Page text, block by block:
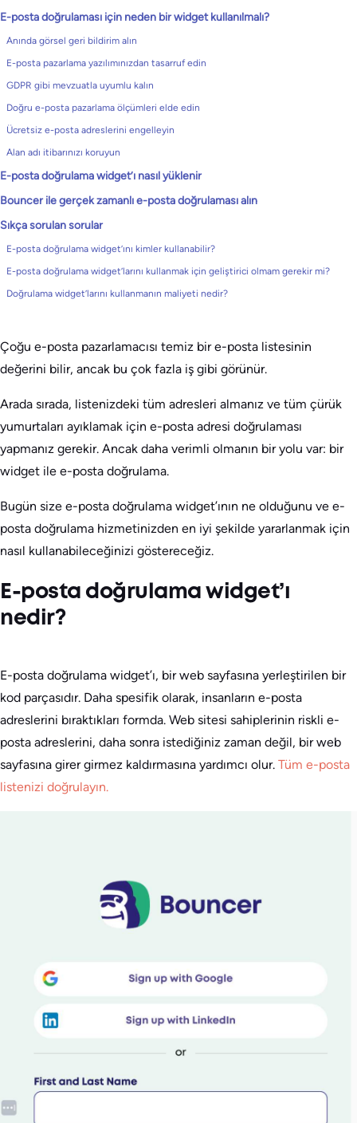
E-posta doğrulaması için neden bir widget kullanılmalı?
Anında görsel geri bildirim alın
E-posta pazarlama yazılımınızdan tasarruf edin
GDPR gibi mevzuatla uyumlu kalın
Doğru e-posta pazarlama ölçümleri elde edin
Ücretsiz e-posta adreslerini engelleyin
Alan adı itibarınızı koruyun
E-posta doğrulama widget’ı nasıl yüklenir
Bouncer ile gerçek zamanlı e-posta doğrulaması alın
Sıkça sorulan sorular
E-posta doğrulama widget’ını kimler kullanabilir?
E-posta doğrulama widget’larını kullanmak için geliştirici olmam gerekir mi?
Doğrulama widget’larını kullanmanın maliyeti nedir?
Çoğu e-posta pazarlamacısı temiz bir e-posta listesinin
değerini bilir, ancak bu çok fazla iş gibi görünür.
Arada sırada, listenizdeki tüm adresleri almanız ve tüm çürük
yumurtaları ayıklamak için e-posta adresi doğrulaması
yapmanız gerekir. Ancak daha verimli olmanın bir yolu var: bir
widget ile e-posta doğrulama.
Bugün size e-posta doğrulama widget’ının ne olduğunu ve e-
posta doğrulama hizmetinizden en iyi şekilde yararlanmak için
nasıl kullanabileceğinizi göstereceğiz.
E-posta doğrulama widget’ı
nedir?
E-posta doğrulama widget’ı, bir web sayfasına yerleştirilen bir
kod parçasıdır. Daha spesifik olarak, insanların e-posta
adreslerini bıraktıkları formda. Web sitesi sahiplerinin riskli e-
posta adreslerini, daha sonra istediğiniz zaman değil, bir web
sayfasına girer girmez kaldırmasına yardımcı olur. Tüm e-posta
listenizi doğrulayın.